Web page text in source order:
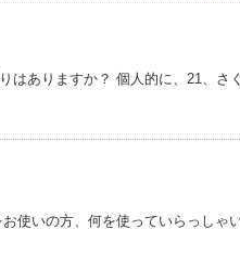
はありますか？ 個人的に、21、さ
使いの方、何を使っていらっしゃ